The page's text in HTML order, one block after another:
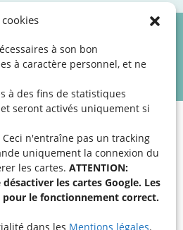
à son bon
à caractère personnel, et ne
à des fins de statistiques
et seront activés uniquement si
Ceci n'entraîne pas un tracking
uniquement la connexion du
les cartes. ATTENTION:
les cartes Google. Les
le fonctionnement correct.
dans les Mentions légales.